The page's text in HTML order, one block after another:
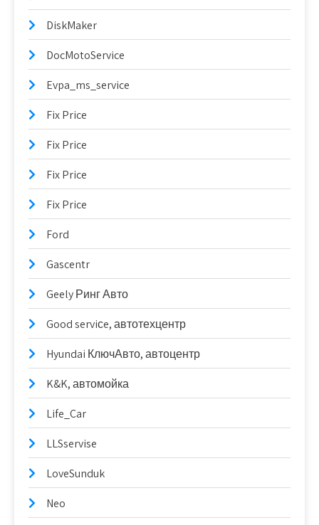
DiskMaker
DocMotoService
Evpa_ms_service
Fix Price
Fix Price
Fix Price
Fix Price
Ford
Gascentr
Geely Ринг Авто
Good serviсe, автотехцентр
Hyundai КлючАвто, автоцентр
K&K, автомойка
Life_Car
LLSservise
LoveSunduk
Neo